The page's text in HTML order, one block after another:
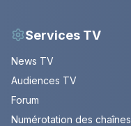
Services TV
News TV
Audiences TV
Forum
Numérotation des chaînes